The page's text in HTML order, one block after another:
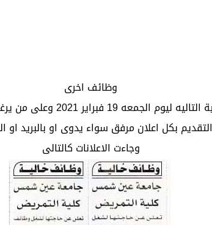
وظائف اخرى
وفقا للاعلانات الرسمية
التقديم بكل اعلان مرفق سواء يدوى او بالبريد او
وجاءت الاعلانات كالتالى